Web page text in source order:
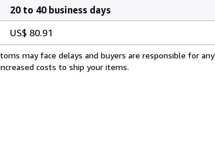
20 to 40 business days
US$ 80.91
may face delays and buyers are responsible for any
costs to ship your items.